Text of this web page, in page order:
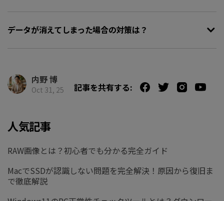
データが消えてしまった場合の対策は？
内野 博
Oct 31, 25 記事を共有する:
人気記事
RAW画像とは？初心者でも分かる完全ガイド
MacでSSDが認識しない問題を完全解決！原因から復旧ま
で徹底解説